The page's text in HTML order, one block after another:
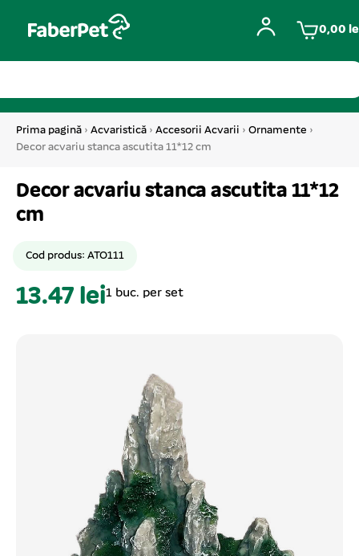
0,00
Prima pagină › Acvaristică › Accesorii Acvarii › Ornamente ›
Decor acvariu stanca ascutita 11*12 cm
Decor acvariu stanca ascutita 11*12
cm
Cod produs: ATO111
13.47 lei1 buc. per set